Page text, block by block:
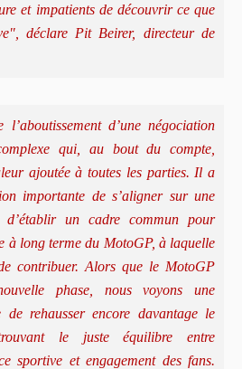
et impatients de découvrir ce que
déclare Pit Beirer, directeur de
d’une négociation
qui, au bout du compte,
ajoutée à toutes les parties. Il a
importante de s’aligner sur une
d’établir un cadre commun pour
à long terme du MotoGP, à laquelle
contribuer. Alors que le MotoGP
phase, nous voyons une
de rehausser encore davantage le
le juste équilibre entre
sportive et engagement des fans.